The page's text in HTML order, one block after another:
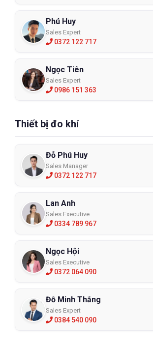
Phú Huy
Sales Expert
0372 122 717
Ngọc Tiên
Sales Expert
0986 151 363
Thiết bị đo khí
Đỗ Phú Huy
Sales Manager
0372 122 717
Lan Anh
Sales Executive
0334 789 967
Ngọc Hội
Sales Executive
0372 064 090
Đỗ Minh Thắng
Sales Expert
0384 540 090